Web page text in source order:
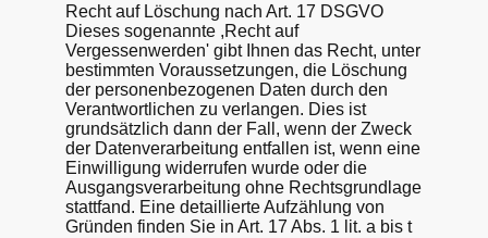
Recht auf Löschung nach Art. 17 DSGVO
Dieses sogenannte ,Recht auf
Vergessenwerden' gibt Ihnen das Recht, unter
bestimmten Voraussetzungen, die Löschung
der personenbezogenen Daten durch den
Verantwortlichen zu verlangen. Dies ist
grundsätzlich dann der Fall, wenn der Zweck
der Datenverarbeitung entfallen ist, wenn eine
Einwilligung widerrufen wurde oder die
Ausgangsverarbeitung ohne Rechtsgrundlage
stattfand. Eine detaillierte Aufzählung von
Gründen finden Sie in Art. 17 Abs. 1 lit. a bis t